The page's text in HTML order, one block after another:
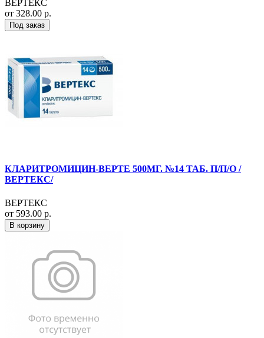
ВЕРТЕКС
от 328.00 р.
Под заказ
КЛАРИТРОМИЦИН-ВЕРТЕ 500МГ. №14 ТАБ. П/П/О /
ВЕРТЕКС/
ВЕРТЕКС
от 593.00 р.
В корзину